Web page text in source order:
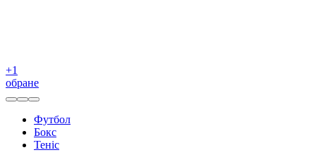
+1
обране
Футбол
Бокс
Теніс